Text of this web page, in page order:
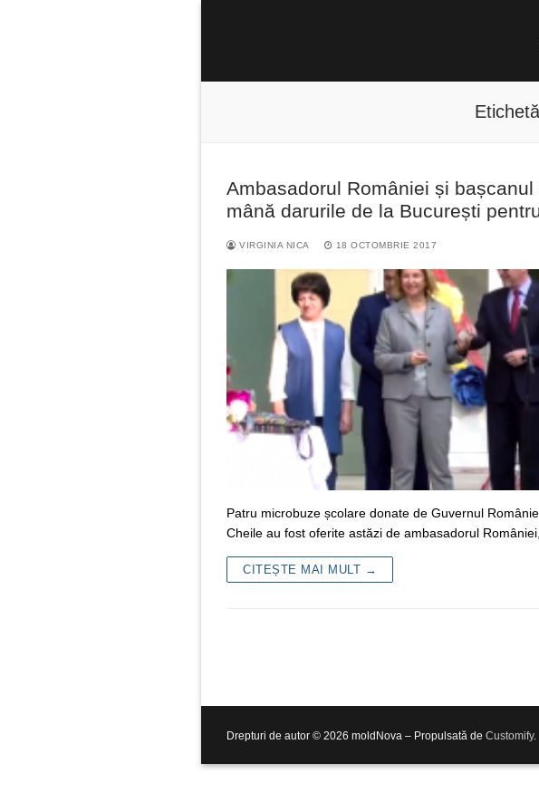
Caută
după:
Ambasadorul României și
mână darurile de la București
VIRGINIA NICA 18 OCTOMBRIE 2017
Patru microbuze școlare donate de Guvernul
Cheile au fost oferite astăzi de ambasadorul
CITEȘTE MAI MULT →
Drepturi de autor © 2026 moldNova – Propulsată de Customify.